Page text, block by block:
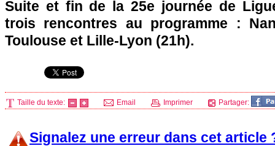
Suite et fin de la 25e journée de
trois rencontres au programme :
Toulouse et Lille-Lyon (21h).
Taille du texte: Email Imprimer Partager:
Signalez une erreur dans cet article